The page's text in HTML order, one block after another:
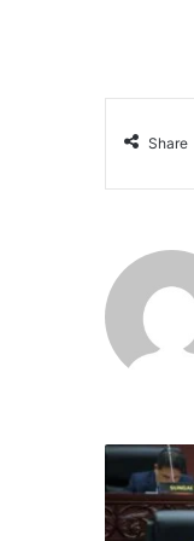
Share
N
e
g
e